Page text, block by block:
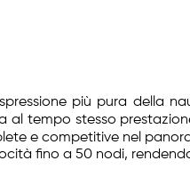
più pura della
al tempo stesso
e competitive nel
fino a 50 nodi,